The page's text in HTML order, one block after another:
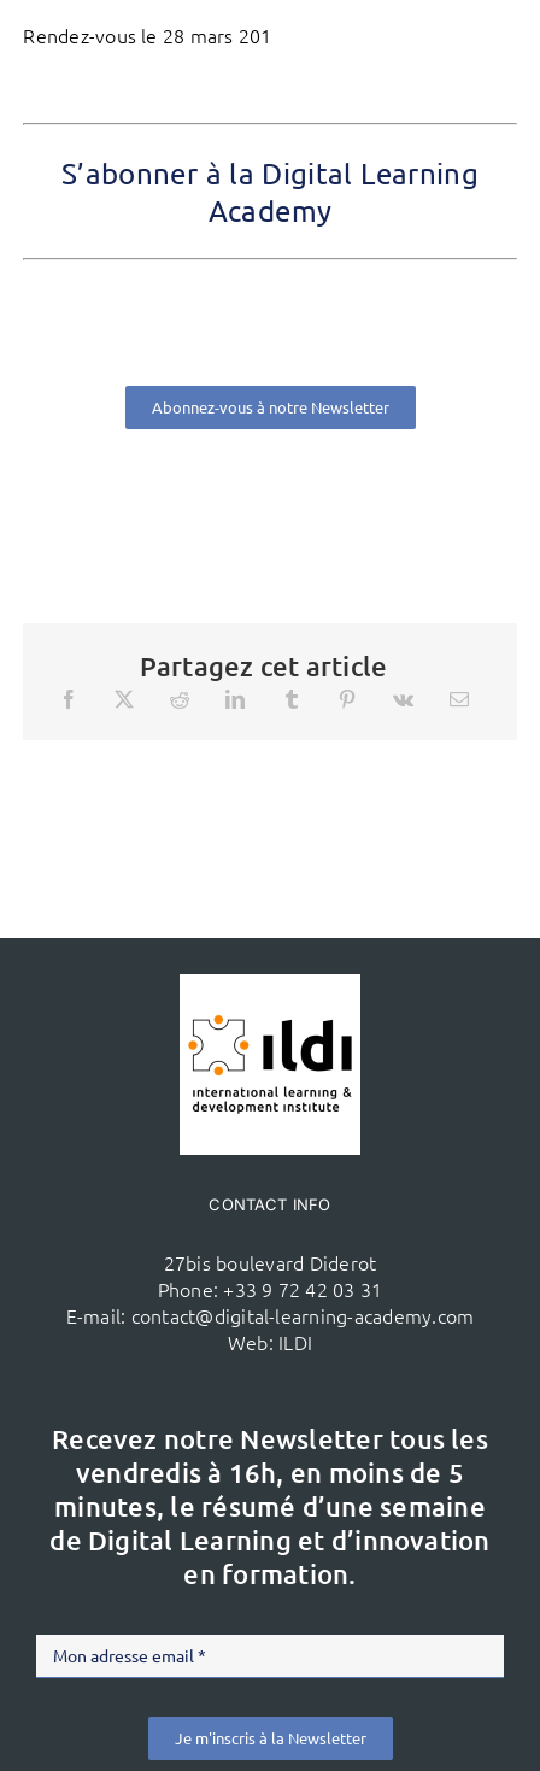
Rendez-vous le 28 mars 201
S’abonner à la Digital Learning
Academy
Abonnez-vous à notre Newsletter
Partagez cet article
CONTACT INFO
27bis boulevard Diderot
Phone: +33 9 72 42 03 31
E-mail: contact@digital-learning-academy.com
Web: ILDI
Recevez notre Newsletter tous les
vendredis à 16h, en moins de 5
minutes, le résumé d’une semaine
de Digital Learning et d’innovation
en formation.
Je m'inscris à la Newsletter